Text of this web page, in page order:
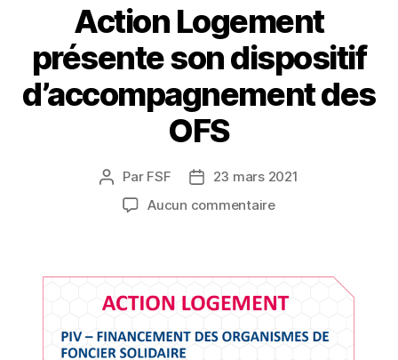
Action Logement
présente son dispositif
d’accompagnement des
OFS
Auteur
l’article
Par FSF
Date23 mars 2021
Aucun commentairesur
son
dispositif
des